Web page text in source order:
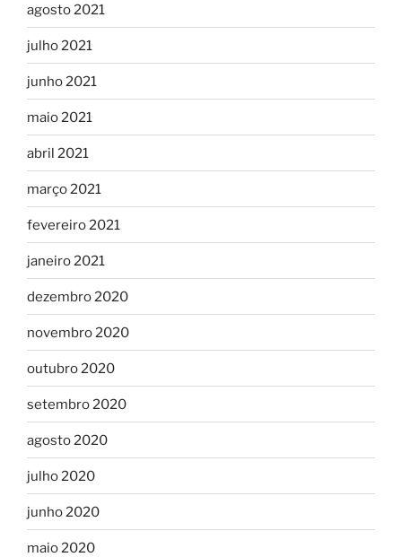
agosto 2021
julho 2021
junho 2021
maio 2021
abril 2021
março 2021
fevereiro 2021
janeiro 2021
dezembro 2020
novembro 2020
outubro 2020
setembro 2020
agosto 2020
julho 2020
junho 2020
maio 2020